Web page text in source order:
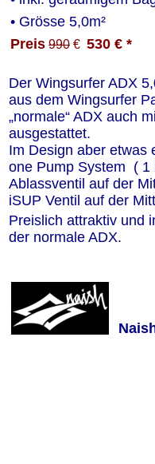
Der Wingsurfer ADX
aus dem Wingsurfer
„normale“ ADX auch
ausgestattet.
Im Design aber etwas
one Pump System  (
Ablassventil auf der
iSUP Ventil auf der
Preislich attraktiv und
der normale ADX.
• Grösse 5,0m²
Preis 990 € 530 € *